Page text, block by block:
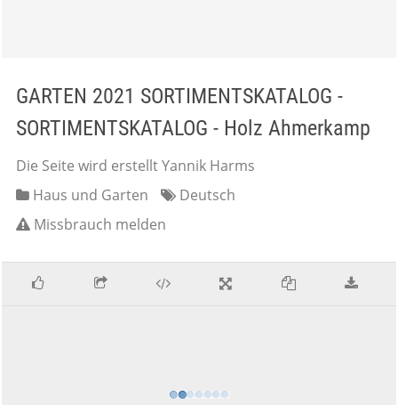
GARTEN 2021 SORTIMENTSKATALOG -
SORTIMENTSKATALOG - Holz Ahmerkamp
Die Seite wird erstellt Yannik Harms
Haus und Garten
Deutsch
Missbrauch melden